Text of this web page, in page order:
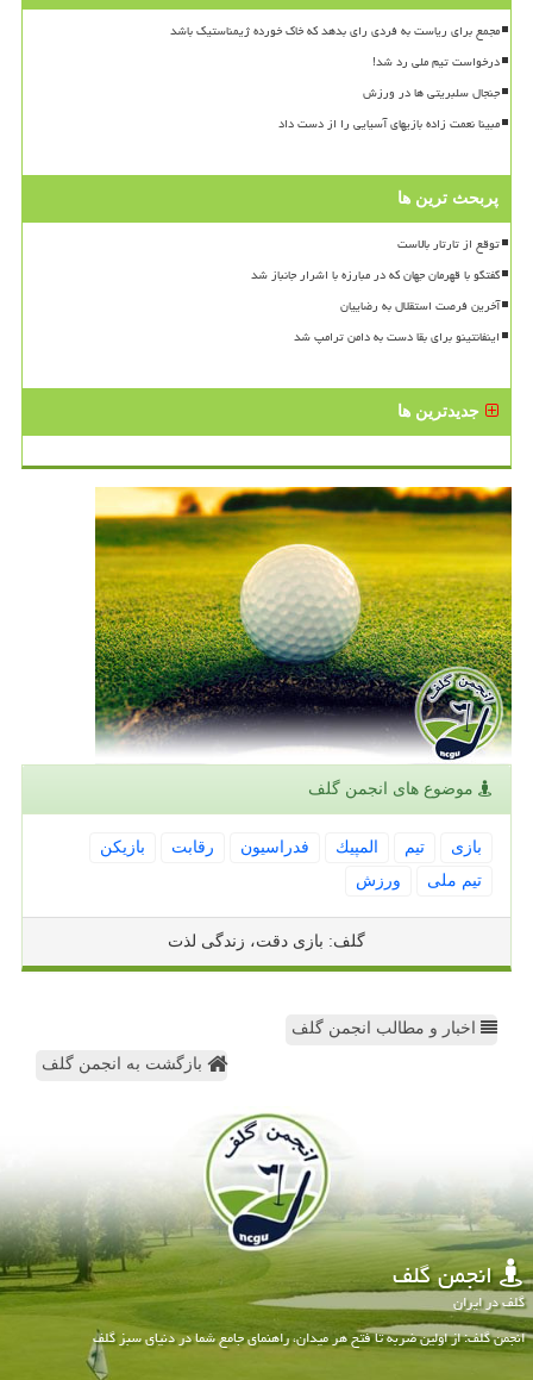
مجمع برای ریاست به فردی رای بدهد که خاک خورده ژیمناستیک باشد
درخواست تیم ملی رد شد!
جنجال سلبریتی ها در ورزش
مبینا نعمت زاده بازیهای آسیایی را از دست داد
پربحث ترین ها
توقع از تارتار بالاست
گفتگو با قهرمان جهان که در مبارزه با اشرار جانباز شد
آخرین فرصت استقلال به رضاییان
اینفانتینو برای بقا دست به دامن ترامپ شد
جدیدترین ها
موضوع های انجمن گلف
بازی تیم المپیك فدراسیون رقابت
بازیكن
تیم ملی
ورزش
گلف: بازی دقت، زندگی لذت
اخبار و مطالب انجمن گلف
بازگشت به انجمن گلف
انجمن گلف
گلف در ایران
انجمن گلف: از اولین ضربه تا فتح هر میدان، راهنمای جامع شما در دنیای سبز گلف